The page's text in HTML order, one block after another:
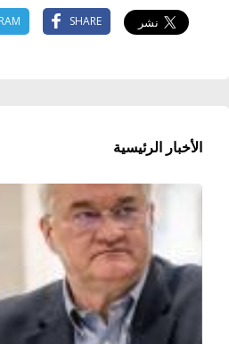
SHARE
الأخبار الرئيسية